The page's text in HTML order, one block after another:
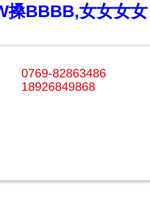
搡BBBB,女女女女
0769-82863486
18926849868